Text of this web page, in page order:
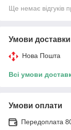
Ще немає відгуків
Умови доставки
Нова Пошта
Всі умови
Умови оплати
Передоплата